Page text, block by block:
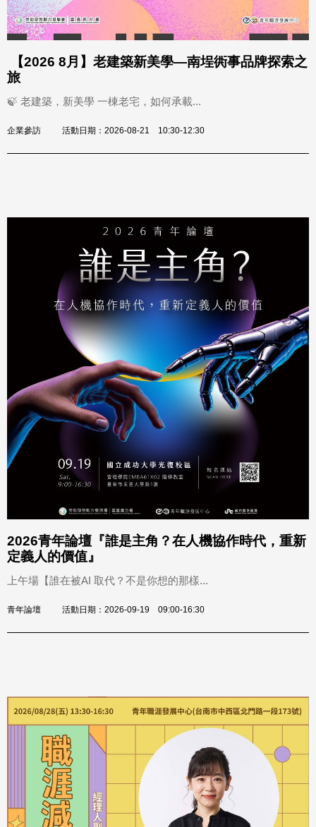
【2026 8月】老建築新美學—南埕衖事品牌探索之
旅
🍃 老建築，新美學 一棟老宅，如何承載...
企業參訪 活動日期：2026-08-21 10:30-12:30
2026青年論壇『誰是主角？在人機協作時代，重新
定義人的價值』
上午場【誰在被AI 取代？不是你想的那樣...
青年論壇 活動日期：2026-09-19 09:00-16:30